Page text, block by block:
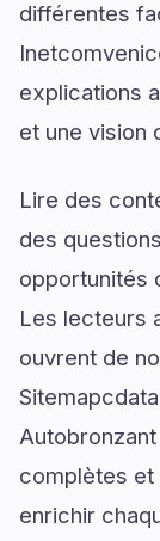
différentes
explications
et une vision
Lire des
des
opportunités
Les lecteurs
ouvrent de
complètes et
enrichir